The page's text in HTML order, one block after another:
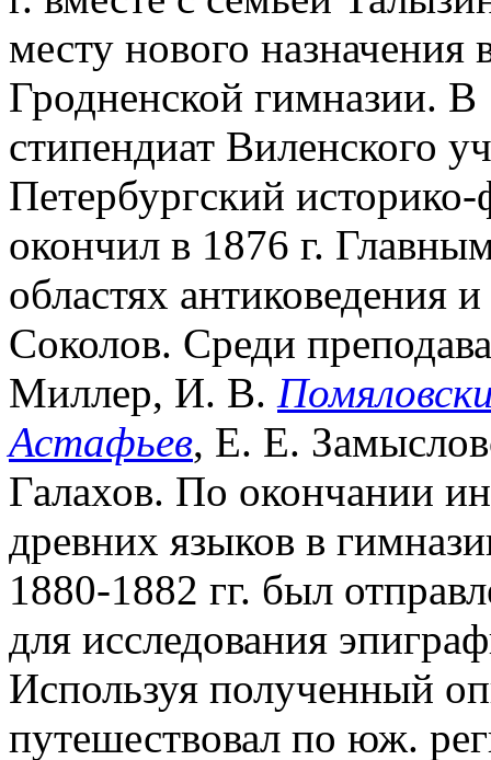
месту нового назначения
Гродненской гимназии. В
стипендиат Виленского
Петербургский
окончил в 1876 г.
областях
Соколов. Среди
Миллер, И. В.
Астафьев, Е. Е.
Галахов. По окончании
древних языков в
1880-1882 гг. был
для исследования
Используя полученный
путешествовал по юж.